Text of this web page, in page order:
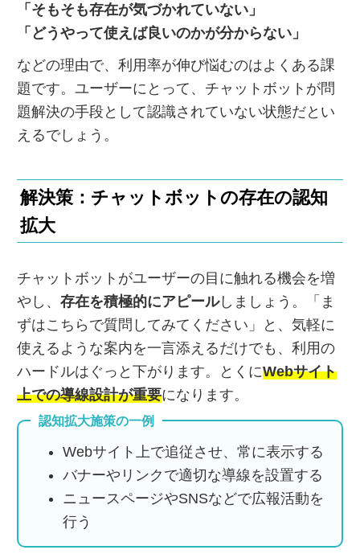
「そもそも存在が気づかれていない」
「どうやって使えば良いのかが分からない」
などの理由で、利用率が伸び悩むのはよくある課
題です。ユーザーにとって、チャットボットが問
題解決の手段として認識されていない状態だとい
えるでしょう。
解決策：チャットボットの存在の認知
拡大
チャットボットがユーザーの目に触れる機会を増
やし、 存在を積極的にアピールしましょう。「ま
ずはこちらで質問してみてください」と、気軽に
使えるような案内を一言添えるだけでも、利用の
ハードルはぐっと下がります。とくにWebサイト
上での導線設計が重要になります。
認知拡大施策の一例
Webサイト上で追従させ、常に表示する
バナーやリンクで適切な導線を設置する
ニュースページやSNSなどで広報活動を
行う